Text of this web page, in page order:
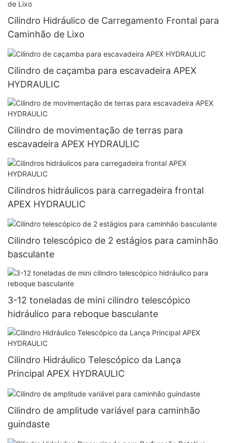
Cilindro Hidráulico de Carregamento Frontal para
Caminhão de Lixo
Cilindro de caçamba para escavadeira APEX
HYDRAULIC
Cilindro de movimentação de terras para
escavadeira APEX HYDRAULIC
Cilindros hidráulicos para carregadeira frontal
APEX HYDRAULIC
Cilindro telescópico de 2 estágios para caminhão
basculante
3-12 toneladas de mini cilindro telescópico
hidráulico para reboque basculante
Cilindro Hidráulico Telescópico da Lança
Principal APEX HYDRAULIC
Cilindro de amplitude variável para caminhão
guindaste